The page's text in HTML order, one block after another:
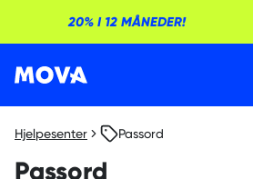
20% I 12 MÅNEDER!
Hjelpesenter Passord
Passord